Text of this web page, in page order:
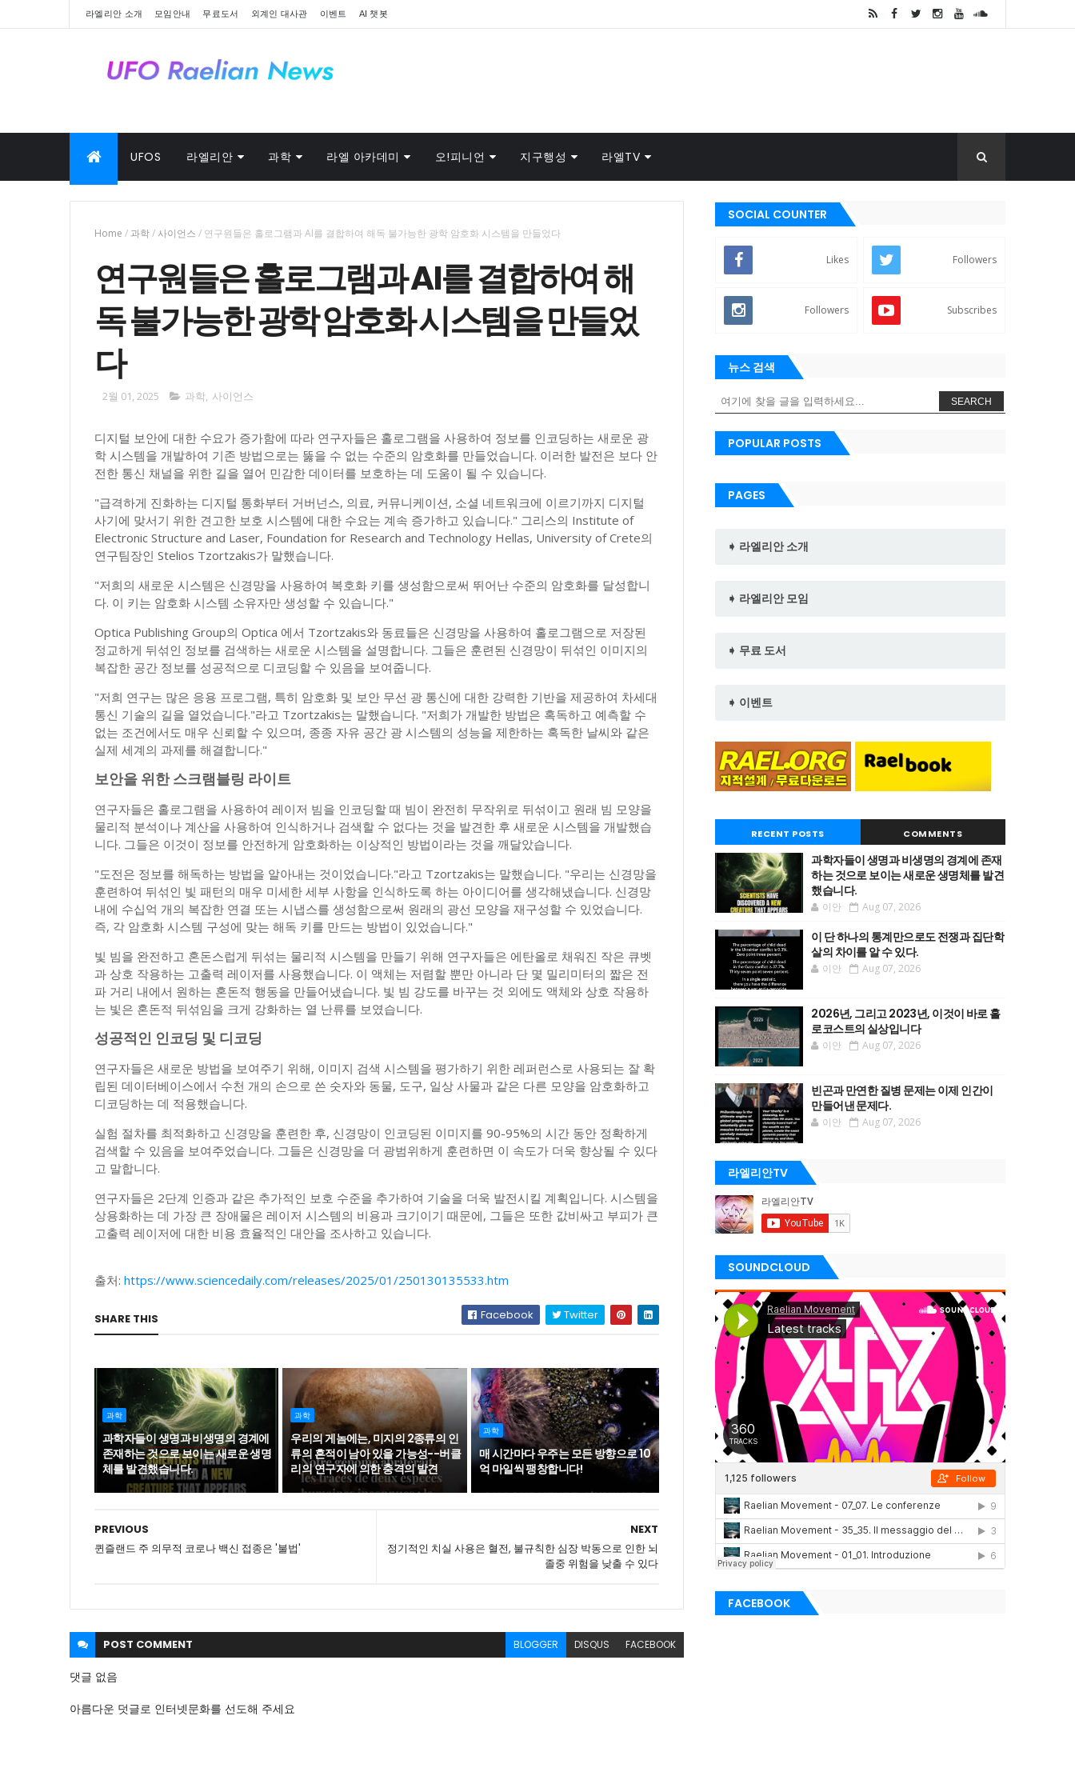
라엘리안 소개 모임안내 무료도서 외계인 대사관 이벤트 AI 챗봇
UFOS 라엘리안 과학 라엘 아카데미 오!피니언 지구행성 라엘TV
Home / 과학/ 사이언스 / 연구원들은 홀로그램과 AI를 결합하여 해독 불가능한 광학 암호화 시스템을 만들었다
연구원들은 홀로그램과 AI를 결합하여 해
독 불가능한 광학 암호화 시스템을 만들었
다
2월 01, 2025 과학, 사이언스
디지털 보안에 대한 수요가 증가함에 따라 연구자들은 홀로그램을 사용하여 정보를 인코딩하는 새로운 광
학 시스템을 개발하여 기존 방법으로는 뚫을 수 없는 수준의 암호화를 만들었습니다. 이러한 발전은 보다 안
전한 통신 채널을 위한 길을 열어 민감한 데이터를 보호하는 데 도움이 될 수 있습니다.
"급격하게 진화하는 디지털 통화부터 거버넌스, 의료, 커뮤니케이션, 소셜 네트워크에 이르기까지 디지털
사기에 맞서기 위한 견고한 보호 시스템에 대한 수요는 계속 증가하고 있습니다." 그리스의 Institute of
Electronic Structure and Laser, Foundation for Research and Technology Hellas, University of Crete의
연구팀장인 Stelios Tzortzakis가 말했습니다.
"저희의 새로운 시스템은 신경망을 사용하여 복호화 키를 생성함으로써 뛰어난 수준의 암호화를 달성합니
다. 이 키는 암호화 시스템 소유자만 생성할 수 있습니다."
Optica Publishing Group의 Optica 에서 Tzortzakis와 동료들은 신경망을 사용하여 홀로그램으로 저장된
정교하게 뒤섞인 정보를 검색하는 새로운 시스템을 설명합니다. 그들은 훈련된 신경망이 뒤섞인 이미지의
복잡한 공간 정보를 성공적으로 디코딩할 수 있음을 보여줍니다.
"저희 연구는 많은 응용 프로그램, 특히 암호화 및 보안 무선 광 통신에 대한 강력한 기반을 제공하여 차세대
통신 기술의 길을 열었습니다."라고 Tzortzakis는 말했습니다. "저희가 개발한 방법은 혹독하고 예측할 수
없는 조건에서도 매우 신뢰할 수 있으며, 종종 자유 공간 광 시스템의 성능을 제한하는 혹독한 날씨와 같은
실제 세계의 과제를 해결합니다."
보안을 위한 스크램블링 라이트
연구자들은 홀로그램을 사용하여 레이저 빔을 인코딩할 때 빔이 완전히 무작위로 뒤섞이고 원래 빔 모양을
물리적 분석이나 계산을 사용하여 인식하거나 검색할 수 없다는 것을 발견한 후 새로운 시스템을 개발했습
니다. 그들은 이것이 정보를 안전하게 암호화하는 이상적인 방법이라는 것을 깨달았습니다.
"도전은 정보를 해독하는 방법을 알아내는 것이었습니다."라고 Tzortzakis는 말했습니다. "우리는 신경망을
훈련하여 뒤섞인 빛 패턴의 매우 미세한 세부 사항을 인식하도록 하는 아이디어를 생각해냈습니다. 신경망
내에 수십억 개의 복잡한 연결 또는 시냅스를 생성함으로써 원래의 광선 모양을 재구성할 수 있었습니다.
즉, 각 암호화 시스템 구성에 맞는 해독 키를 만드는 방법이 있었습니다."
빛 빔을 완전하고 혼돈스럽게 뒤섞는 물리적 시스템을 만들기 위해 연구자들은 에탄올로 채워진 작은 큐벳
과 상호 작용하는 고출력 레이저를 사용했습니다. 이 액체는 저렴할 뿐만 아니라 단 몇 밀리미터의 짧은 전
파 거리 내에서 원하는 혼돈적 행동을 만들어냈습니다. 빛 빔 강도를 바꾸는 것 외에도 액체와 상호 작용하
는 빛은 혼돈적 뒤섞임을 크게 강화하는 열 난류를 보였습니다.
성공적인 인코딩 및 디코딩
연구자들은 새로운 방법을 보여주기 위해, 이미지 검색 시스템을 평가하기 위한 레퍼런스로 사용되는 잘 확
립된 데이터베이스에서 수천 개의 손으로 쓴 숫자와 동물, 도구, 일상 사물과 같은 다른 모양을 암호화하고
디코딩하는 데 적용했습니다.
실험 절차를 최적화하고 신경망을 훈련한 후, 신경망이 인코딩된 이미지를 90-95%의 시간 동안 정확하게
검색할 수 있음을 보여주었습니다. 그들은 신경망을 더 광범위하게 훈련하면 이 속도가 더욱 향상될 수 있다
고 말합니다.
연구자들은 2단계 인증과 같은 추가적인 보호 수준을 추가하여 기술을 더욱 발전시킬 계획입니다. 시스템을
상용화하는 데 가장 큰 장애물은 레이저 시스템의 비용과 크기이기 때문에, 그들은 또한 값비싸고 부피가 큰
고출력 레이저에 대한 비용 효율적인 대안을 조사하고 있습니다.
출처: https://www.sciencedaily.com/releases/2025/01/250130135533.htm
SHARE THIS Facebook Twitter
과학
과학자들이 생명과 비생명의 경계에
존재하는 것으로 보이는 새로운 생명
체를 발견했습니다.
과학
우리의 게놈에는, 미지의 2종류의 인
류의 흔적이 남아 있을 가능성--버클
리의 연구자에 의한 충격의 발견
과학
매 시간마다 우주는 모든 방향으로 10
억 마일씩 팽창합니다!
NEXT
정기적인 치실 사용은 혈전, 불규칙한 심장 박동으로 인한 뇌
졸중 위험을 낮출 수 있다
PREVIOUS
퀸즐랜드 주 의무적 코로나 백신 접종은 '불법'
POST COMMENT BLOGGER DISQUS FACEBOOK
댓글 없음
아름다운 덧글로 인터넷문화를 선도해 주세요
SOCIAL COUNTER
Likes Followers
Followers Subscribes
뉴스 검색
SEARCH
POPULAR POSTS
PAGES
➧ 라엘리안 소개
➧ 라엘리안 모임
➧ 무료 도서
➧ 이벤트
RECENT POSTS COMMENTS
과학자들이 생명과 비생명의 경계에 존재
하는 것으로 보이는 새로운 생명체를 발견
했습니다.
이안 Aug 07, 2026
이 단 하나의 통계만으로도 전쟁과 집단학
살의 차이를 알 수 있다.
이안 Aug 07, 2026
2026년, 그리고 2023년, 이것이 바로 홀
로코스트의 실상입니다
이안 Aug 07, 2026
빈곤과 만연한 질병 문제는 이제 인간이
만들어낸 문제다.
이안 Aug 07, 2026
라엘리안TV
SOUNDCLOUD
FACEBOOK